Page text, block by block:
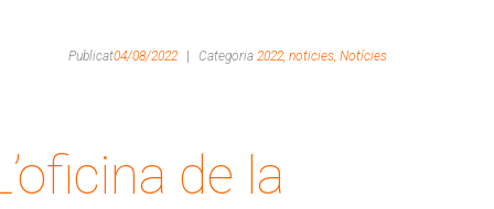
Publicat04/08/2022 Categoria 2022, noticies, Notícies
de la